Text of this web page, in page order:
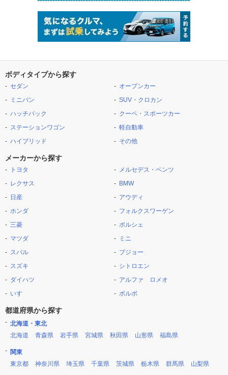
ボディタイプから探す
セダン
ミニバン
ハッチバック
ステーションワゴン
ハイブリッド
オープンカー
SUV・クロカン
クーペ・スポーツカー
軽自動車
その他
メーカーから探す
トヨタ
レクサス
日産
ホンダ
三菱
マツダ
スバル
スズキ
ダイハツ
いすゞ
メルセデス・ベンツ
BMW
アウディ
フォルクスワーゲン
ポルシェ
ミニ
プジョー
シトロエン
アルファ ロメオ
ボルボ
都道府県から探す
北海道・東北
北海道
青森県 岩手県 宮城県 秋田県 山形県 福島県
関東
東京都
神奈川県 埼玉県 千葉県 茨城県 栃木県 群馬県 山梨県